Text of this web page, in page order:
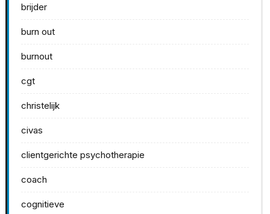
brijder
burn out
burnout
cgt
christelijk
civas
clientgerichte psychotherapie
coach
cognitieve